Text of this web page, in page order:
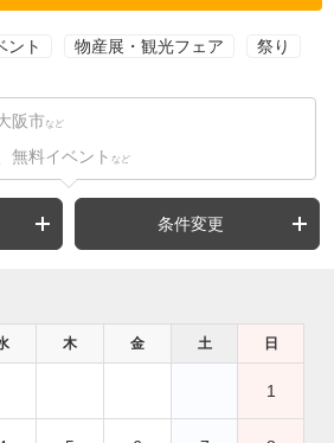
ント 物産展・観光フェア 祭り
阪市 など
無料イベント など
条件変更
木 金 土 日
1